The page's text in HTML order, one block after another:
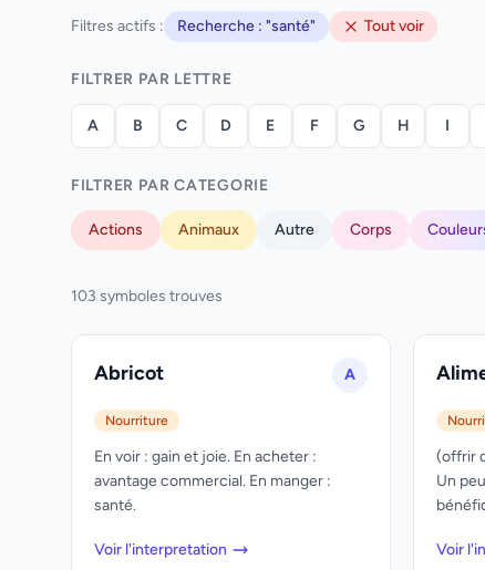
Filtres actifs : Recherche : "santé" Tout voir
FILTRER PAR LETTRE
A B C D E F G H I
FILTRER PAR CATEGORIE
Actions Animaux Autre Corps
103 symboles trouves
Abricot A
Nourriture
En voir : gain et joie. En acheter :
avantage commercial. En manger :
santé.
Voir l'interpretation
(offrir
Un
Voir